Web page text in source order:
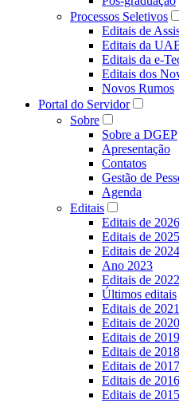
Processos Seletivos
Editais de
Editais da
Editais da e-
Editais dos
Novos Rumos
Portal do Servidor
Sobre
Sobre a DGEP
Apresentação
Contatos
Gestão de
Agenda
Editais
Editais de 2026
Editais de 2025
Editais de 2024
Ano 2023
Editais de 2022
Últimos editais
Editais de 2021
Editais de 2020
Editais de 2019
Editais de 2018
Editais de 2017
Editais de 2016
Editais de 2015